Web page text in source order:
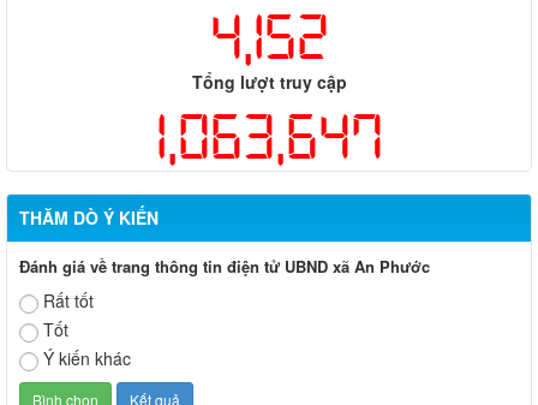
4,152
Tổng lượt truy cập
1,063,647
THĂM DÒ Ý KIẾN
Đánh giá về trang thông tin điện tử UBND xã An Phước
Rất tốt
Tốt
Ý kiến khác